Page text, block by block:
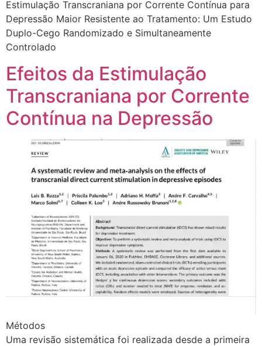
Estimulação Transcraniana por Corrente Contínua para
Depressão Maior Resistente ao Tratamento: Um Estudo
Duplo-Cego Randomizado e Simultaneamente
Controlado
Efeitos da Estimulação
Transcraniana por Corrente
Contínua na Depressão
Métodos
Uma revisão sistemática foi realizada desde a primeira